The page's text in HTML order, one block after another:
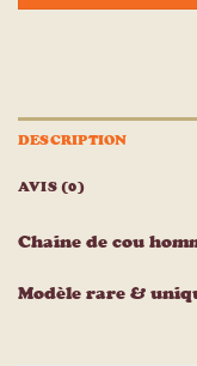
DESCRIPTION
AVIS (0)
Chaine de cou
Modèle rare &